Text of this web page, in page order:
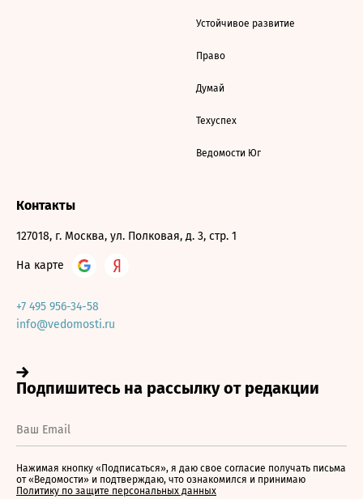
Устойчивое развитие
Право
Думай
Техуспех
Ведомости Юг
Контакты
127018, г. Москва, ул. Полковая, д. 3, стр. 1
На карте
+7 495 956-34-58
info@vedomosti.ru
Нажимая кнопку «Подписаться», я даю свое согласие получать письма
от «Ведомости» и подтверждаю, что ознакомился и принимаю
Политику по защите персональных данных